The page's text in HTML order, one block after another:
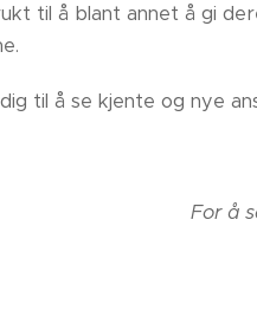
til å blant annet å gi
til å se kjente og nye
For å